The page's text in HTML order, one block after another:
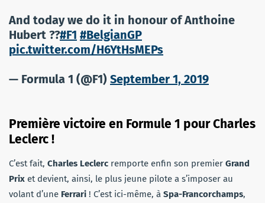
And today we do it in honour of Anthoine
Hubert ??#F1 #BelgianGP
pic.twitter.com/H6YtHsMEPs
— Formula 1 (@F1) September 1, 2019
Première victoire en Formule 1 pour Charles
Leclerc !
C’est fait, Charles Leclerc remporte enfin son premier Grand
Prix et devient, ainsi, le plus jeune pilote a s’imposer au
volant d’une Ferrari ! C’est ici-même, à Spa-Francorchamps,